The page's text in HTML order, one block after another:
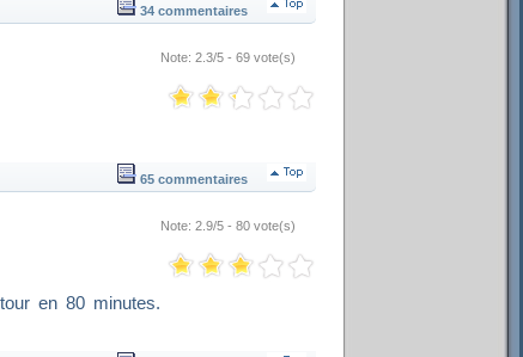
34 commentaires
Note: 2.3/5 - 69 vote(s)
65 commentaires
Note: 2.9/5 - 80 vote(s)
en 80 minutes.